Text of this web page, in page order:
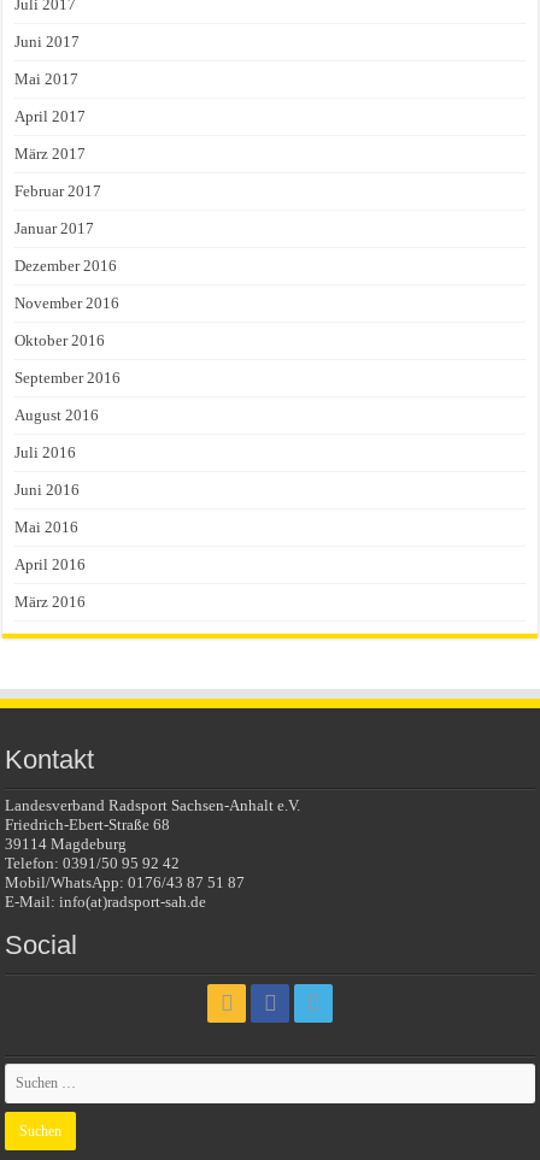
Juli 2017
Juni 2017
Mai 2017
April 2017
März 2017
Februar 2017
Januar 2017
Dezember 2016
November 2016
Oktober 2016
September 2016
August 2016
Juli 2016
Juni 2016
Mai 2016
April 2016
März 2016
Kontakt
Landesverband Radsport Sachsen-Anhalt e.V.
Friedrich-Ebert-Straße 68
39114 Magdeburg
Telefon: 0391/50 95 92 42
Mobil/WhatsApp: 0176/43 87 51 87
E-Mail: info(at)radsport-sah.de
Social